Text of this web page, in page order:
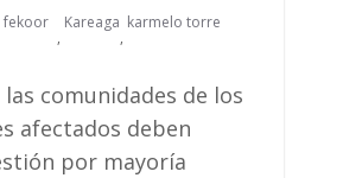
fekoor
,
Kareaga
,
karmelo torre
comunidades de los
afectados deben
por mayoría